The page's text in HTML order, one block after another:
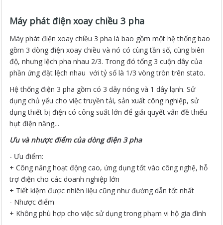
Máy phát điện xoay chiều 3 pha
Máy phát điện xoay chiều 3 pha là bao gồm một hệ thống bao
gồm 3 dòng điện xoay chiều và nó có cùng tần số, cùng biên
độ, nhưng lệch pha nhau 2/3. Trong đó tổng 3 cuộn dây của
phần ứng đặt lệch nhau với tỷ số là 1/3 vòng tròn trên stato.
Hệ thống điện 3 pha gồm có 3 dây nóng và 1 dây lạnh. Sử
dụng chủ yếu cho việc truyền tải, sản xuất công nghiệp, sử
dụng thiết bị điện có công suất lớn để giải quyết vấn đề thiếu
hụt điện năng,..
Ưu và nhược điểm của dòng điện 3 pha
- Ưu điểm:
+ Công năng hoạt động cao, ứng dụng tốt vào công nghệ, hỗ
trợ điện cho các doanh nghiệp lớn
+ Tiết kiệm được nhiên liệu cũng như đường dẫn tốt nhất
- Nhược điểm
+ Không phù hợp cho việc sử dụng trong phạm vi hộ gia đình